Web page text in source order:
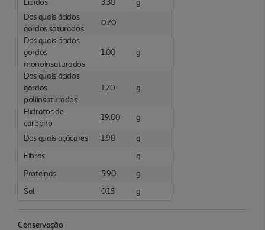
Dos quais ácidos
gordos saturados
0.70
Dos quais ácidos
gordos
monoinsaturados
1.00 g
Dos quais ácidos
gordos
poliinsaturados
1.70 g
Hidratos de
carbono
19.00 g
Dos quais açúcares 1.90
g
Fibras
g
Proteínas
5.90
g
Sal
0.15 g
Conservação